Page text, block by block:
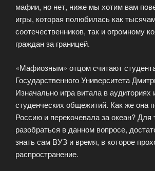
мафии, но нет, ниже мы хотим вам
игры, которая полюбилась как
соотечественников, так и огромному
граждан за границей.
«Мафиозным» отцом считают
Государственного Университета
Изначально игра витала в аудиториях
студенческих общежитий. Как же она
Россию и перекочевала за океан? Для
разобраться в данном вопросе,
знать сам ВУЗ и время, в которое
распространение.